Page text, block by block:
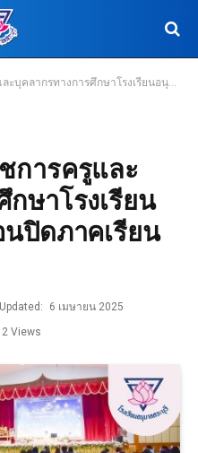
กษาโรงเรียนอนุบาลสระบุรี ก่อนปิดภาคเรียน ปีการศึกษา 2567
การครูและ
ษาโรงเรียน
ปิดภาคเรียน
Updated:
6 เมษายน 2025
2 Views